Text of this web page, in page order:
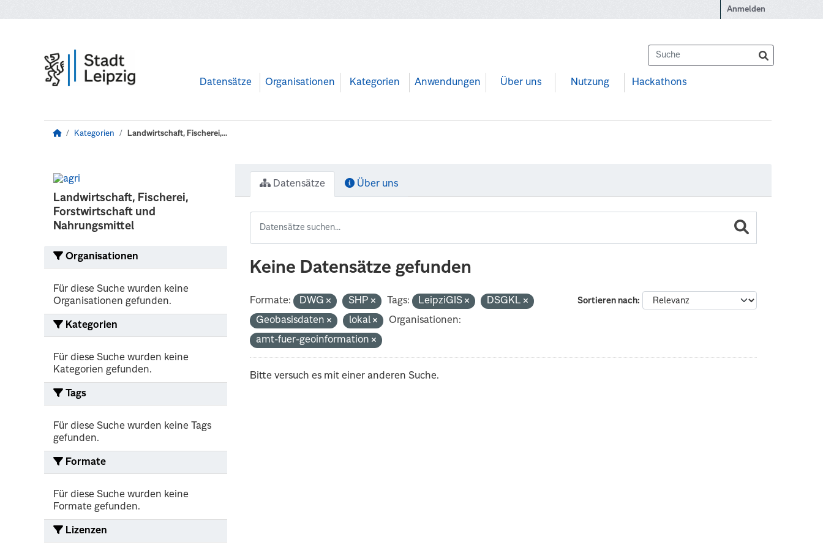
Anmelden
Datensätze Organisationen Kategorien Anwendungen Über uns Nutzung Hackathons
Kategorien Landwirtschaft, Fischerei,...
Landwirtschaft, Fischerei,
Forstwirtschaft und
Nahrungsmittel
Organisationen
Für diese Suche wurden keine
Organisationen gefunden.
Kategorien
Für diese Suche wurden keine
Kategorien gefunden.
Tags
Für diese Suche wurden keine Tags
gefunden.
Formate
Für diese Suche wurden keine
Formate gefunden.
Lizenzen
Datensätze Über uns
Keine Datensätze gefunden
Sortieren nach
Formate: DWG SHP Tags: LeipziGIS
DSGKL
Geobasisdaten
lokal
Organisationen:
amt-fuer-geoinformation
Bitte versuch es mit einer anderen Suche.